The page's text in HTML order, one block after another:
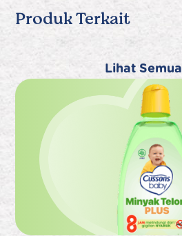
Produk Terkait
Lihat Semua